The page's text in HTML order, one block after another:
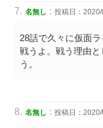
名無し : 投稿日：
28話で久々に仮面
戦うよ。戦う理由
う。
名無し : 投稿日：